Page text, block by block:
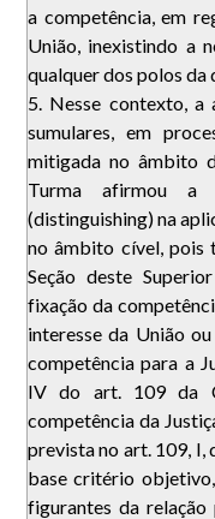
a competência, em
União, inexistindo a
qualquer dos polos da
5. Nesse contexto, a
sumulares, em
mitigada no âmbito
Turma afirmou a
(distinguishing) na
no âmbito cível, pois
Seção deste
fixação da
interesse da União
competência para a
IV do art. 109 da
competência da
prevista no art. 109, I,
base critério
figurantes da relação